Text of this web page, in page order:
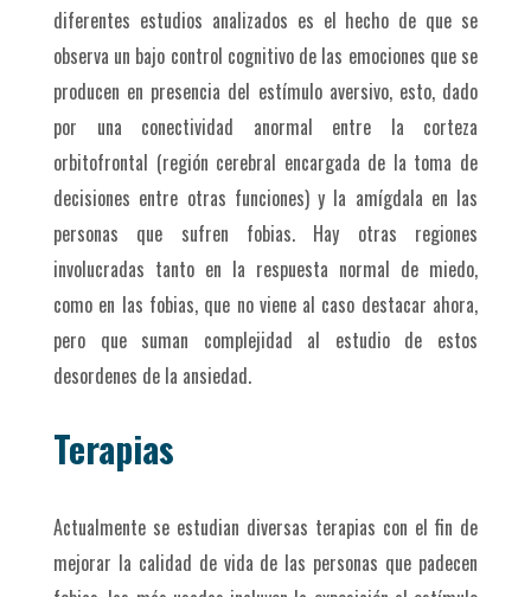
diferentes estudios analizados es el hecho de que se
observa un bajo control cognitivo de las emociones que se
producen en presencia del estímulo aversivo, esto, dado
por una conectividad anormal entre la corteza
orbitofrontal (región cerebral encargada de la toma de
decisiones entre otras funciones) y la amígdala en las
personas que sufren fobias. Hay otras regiones
involucradas tanto en la respuesta normal de miedo,
como en las fobias, que no viene al caso destacar ahora,
pero que suman complejidad al estudio de estos
desordenes de la ansiedad.
Terapias
Actualmente se estudian diversas terapias con el fin de
mejorar la calidad de vida de las personas que padecen